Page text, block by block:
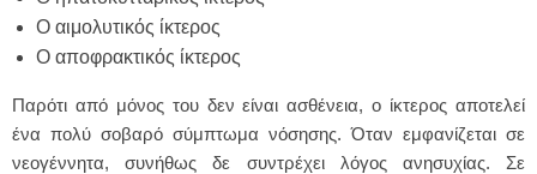
Ο αιμολυτικός ίκτερος
Ο αποφρακτικός ίκτερος
Παρότι από μόνος του δεν είναι ασθένεια, ο ίκτερος αποτελεί
ένα πολύ σοβαρό σύμπτωμα νόσησης. Όταν εμφανίζεται σε
νεογέννητα, συνήθως δε συντρέχει λόγος ανησυχίας. Σε